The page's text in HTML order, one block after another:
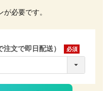
必要です。
文で即日配送）
(必